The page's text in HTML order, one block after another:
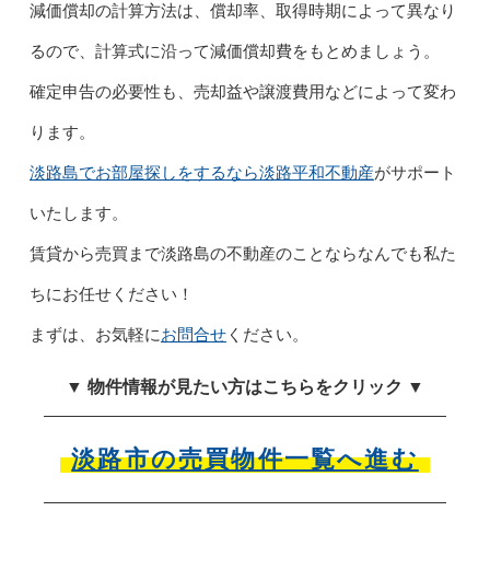
減価償却の計算方法は、償却率、取得時期によって異なり
るので、計算式に沿って減価償却費をもとめましょう。
確定申告の必要性も、売却益や譲渡費用などによって変わ
ります。
淡路島でお部屋探しをするなら淡路平和不動産がサポート
いたします。
賃貸から売買まで淡路島の不動産のことならなんでも私た
ちにお任せください！
まずは、お気軽にお問合せください。
▼ 物件情報が見たい方はこちらをクリック ▼
淡路市の売買物件一覧へ進む